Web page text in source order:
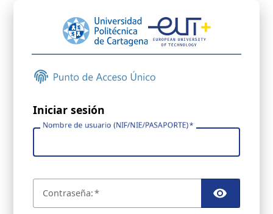
Iniciar sesión
Nombre de usuario (NIF/NIE/PASAPORTE)
Contraseña: